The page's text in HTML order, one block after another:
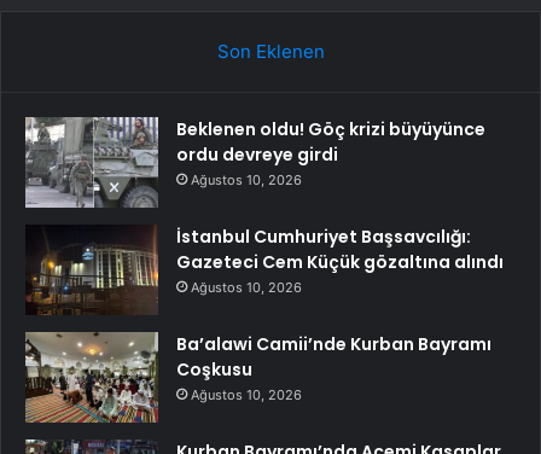
Son Eklenen
Beklenen oldu! Göç krizi büyüyünce
ordu devreye girdi
Ağustos 10, 2026
İstanbul Cumhuriyet Başsavcılığı:
Gazeteci Cem Küçük gözaltına alındı
Ağustos 10, 2026
Ba’alawi Camii’nde Kurban Bayramı
Coşkusu
Ağustos 10, 2026